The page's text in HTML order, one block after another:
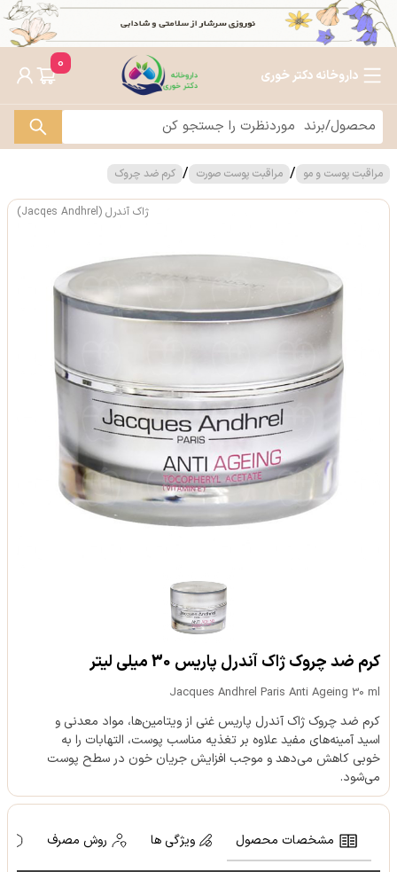
داروخانه دکتر خوری
0
مراقبت پوست و مو / مراقبت پوست صورت / کرم ضد چروک
ژاک آندرل (Jacqes Andhrel)
کرم ضد چروک ژاک آندرل پاریس 30 میلی لیتر
Jacques Andhrel Paris Anti Ageing 30 ml
کرم ضد چروک ژاک آندرل پاریس غنی از ویتامین‌ها، مواد معدنی و
اسید آمینه‌های مفید علاوه بر تغذیه مناسب پوست، التهابات را به
خوبی کاهش می‌دهد و موجب افزایش جریان خون در سطح پوست
می‌شود.
مشخصات محصول ویژگی ها روش مصرف